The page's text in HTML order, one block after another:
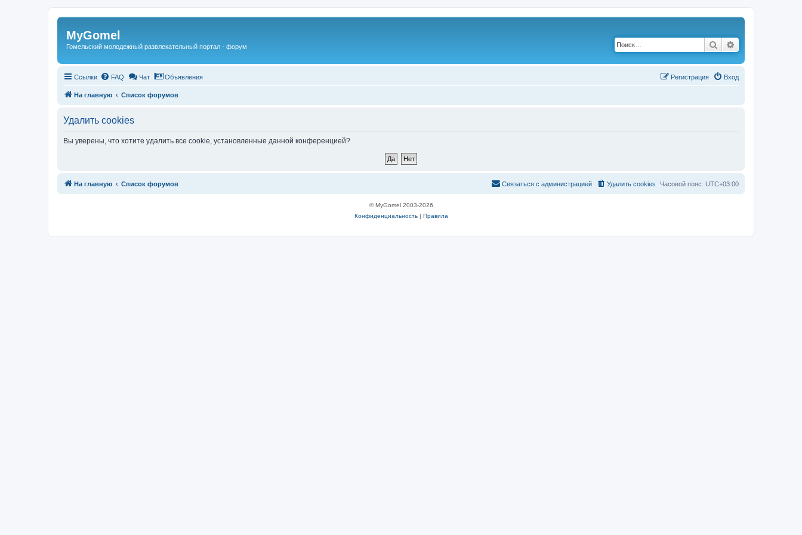
Регистрация
MyGomel
Гомельский молодежный развлекательный портал - форум Поиск
Ссылки FAQ Чат Объявления Вход
Регистрация
На главную Список форумов
Удалить cookies
Вы уверены, что хотите удалить все cookie, установленные данной конференцией?
На главную Список форумов Часовой пояс: UTC+03:00
Удалить cookies
Связаться с
Связаться с администрацией
© MyGomel 2003-2026
Конфиденциальность| Правила